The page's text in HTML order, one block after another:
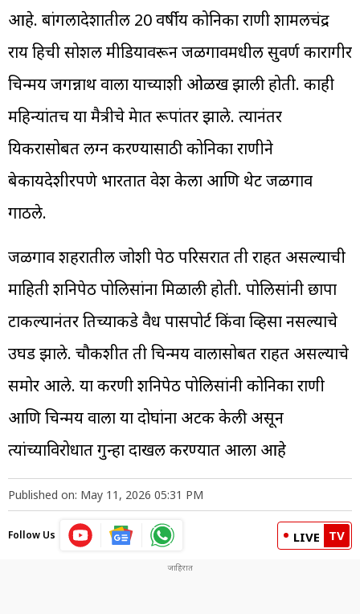
आहे. बांगलादेशातील 20 वर्षीय कोनिका राणी शामलचंद्र
राय हिची सोशल मीडियावरून जळगावमधील सुवर्ण कारागीर
चिन्मय जगन्नाथ वाला याच्याशी ओळख झाली होती. काही
महिन्यांतच या मैत्रीचे प्रेमात रूपांतर झाले. त्यानंतर
प्रियकरासोबत लग्न करण्यासाठी कोनिका राणीने
बेकायदेशीरपणे भारतात प्रवेश केला आणि थेट जळगाव
गाठले.
जळगाव शहरातील जोशी पेठ परिसरात ती राहत असल्याची
माहिती शनिपेठ पोलिसांना मिळाली होती. पोलिसांनी छापा
टाकल्यानंतर तिच्याकडे वैध पासपोर्ट किंवा व्हिसा नसल्याचे
उघड झाले. चौकशीत ती चिन्मय वालासोबत राहत असल्याचे
समोर आले. या प्रकरणी शनिपेठ पोलिसांनी कोनिका राणी
आणि चिन्मय वाला या दोघांना अटक केली असून
त्यांच्याविरोधात गुन्हा दाखल करण्यात आला आहे
Published on: May 11, 2026 05:31 PM
Follow Us LIVE TV